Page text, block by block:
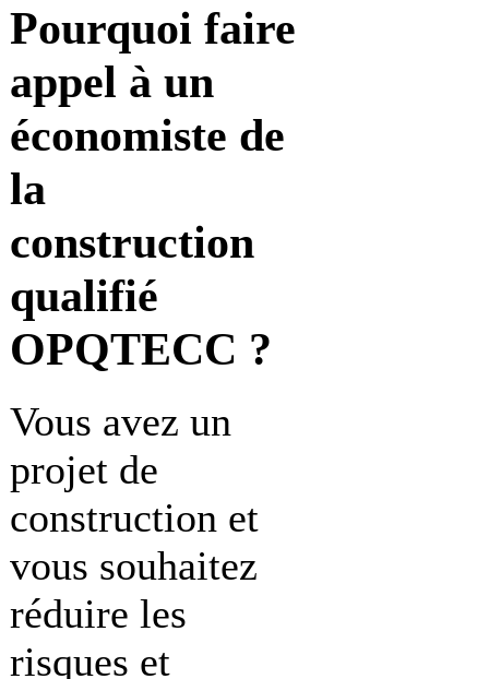
Pourquoi faire
appel à un
économiste de
la
construction
qualifié
OPQTECC ?
Vous avez un
projet de
construction et
vous souhaitez
réduire les
risques et